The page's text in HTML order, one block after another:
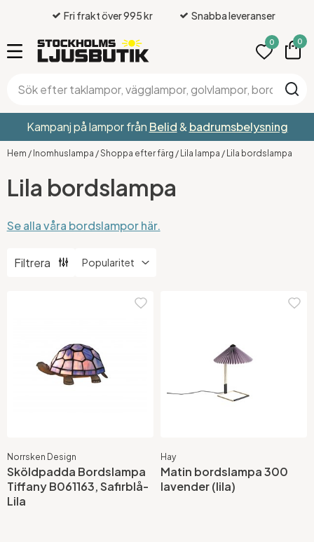
Fri frakt över 995 kr Snabba leveranser
0 0
Kampanj på lampor från Belid& badrumsbelysning
Hem / Inomhuslampa /Shoppa efter färg / Lila lampa / Lila bordslampa
Lila bordslampa
Se alla våra bordslampor här.
Filtrera
Norrsken Design
Sköldpadda Bordslampa
Tiffany B061163, Safirblå-
Lila
Hay
Matin bordslampa 300
lavender (lila)